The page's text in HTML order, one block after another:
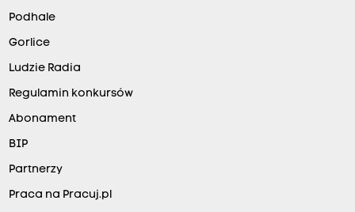
Podhale
Gorlice
Ludzie Radia
Regulamin konkursów
Abonament
BIP
Partnerzy
Praca na Pracuj.pl